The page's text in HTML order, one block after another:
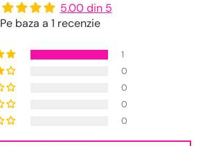
5.00 din 5
Pe baza a 1 recenzie
1
0
0
0
0